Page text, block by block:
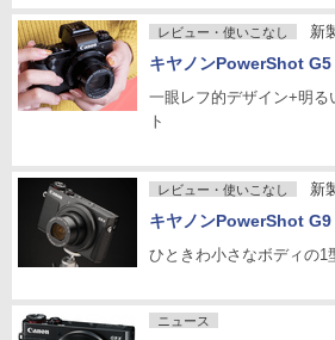
レビュー・使いこなし 新
キヤノンPowerShot G5
一眼レフ的デザイン+明る
ト
レビュー・使いこなし 新
キヤノンPowerShot G9
ひときわ小さなボディの1
ニュース